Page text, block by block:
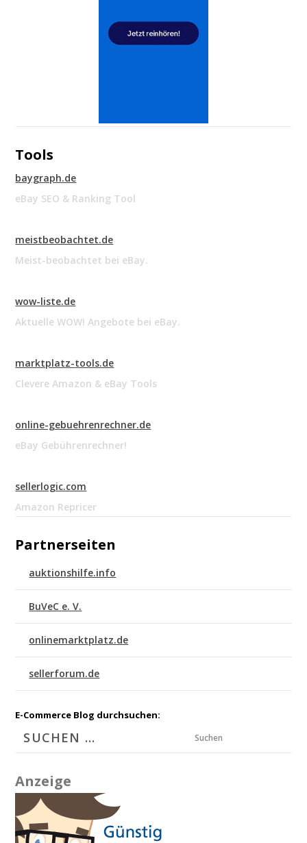
Tools
baygraph.de
eBay SEO & Ranking Tool
meistbeobachtet.de
Meist-beobachtet bei eBay.
wow-liste.de
Aktuelle WOW! Angebote bei eBay.
marktplatz-tools.de
Clevere Amazon & eBay Tools
online-gebuehrenrechner.de
eBay Gebührenrechner!
sellerlogic.com
Amazon Repricer
Partnerseiten
auktionshilfe.info
BuVeC e. V.
onlinemarktplatz.de
sellerforum.de
E-Commerce Blog durchsuchen:
Suchen
Anzeige